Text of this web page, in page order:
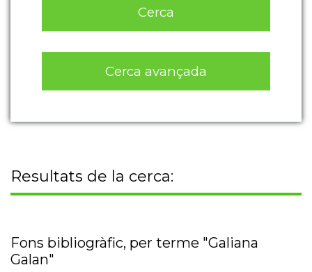
Cerca
Cerca avançada
Resultats de la cerca:
Fons bibliogràfic, per terme "Galiana
Galan"